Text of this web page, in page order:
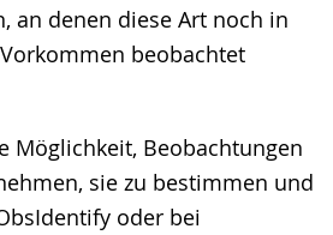
an denen diese Art noch in
beobachtet
Möglichkeit, Beobachtungen
sie zu bestimmen und
oder bei